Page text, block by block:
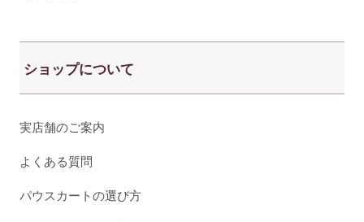
ショップについて
実店舗のご案内
よくある質問
パウスカートの選び方